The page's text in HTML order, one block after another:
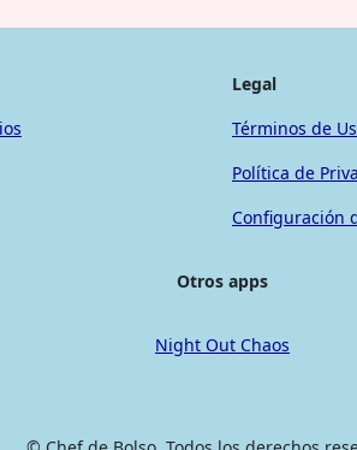
Legal
Términos de
Política de
Configuración
Otros apps
Night Out Chaos